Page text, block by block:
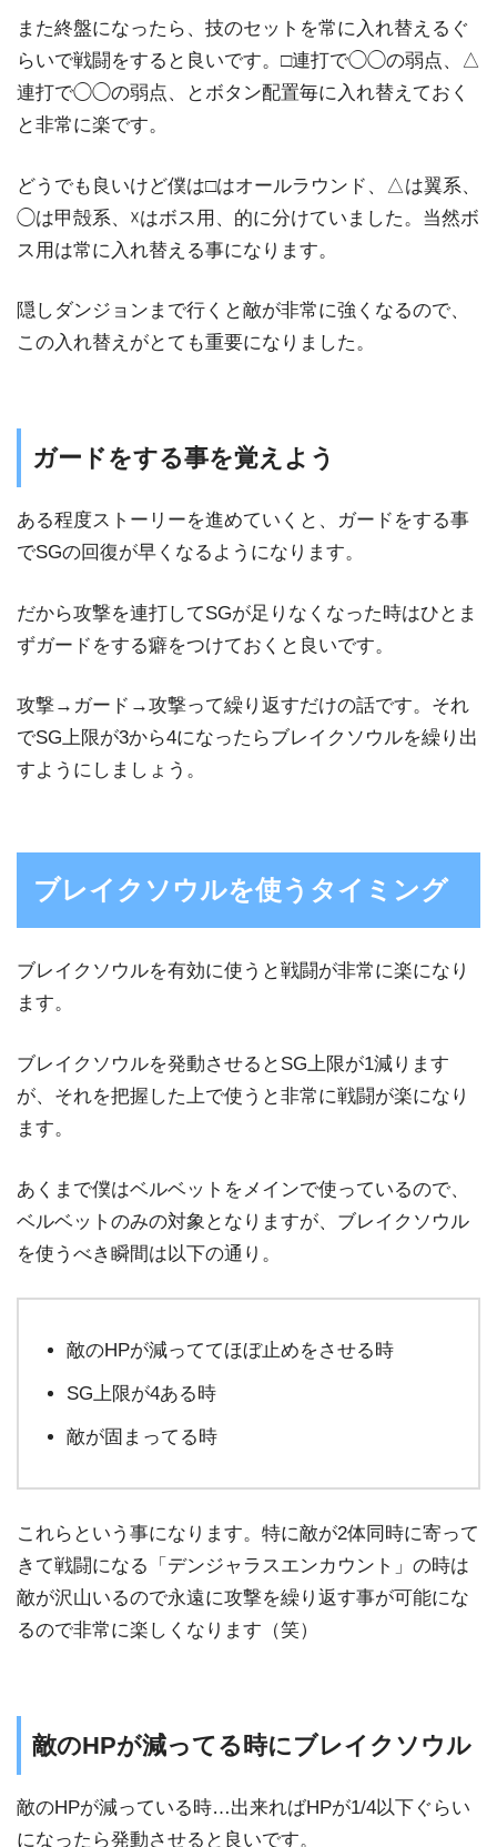
また終盤になったら、技のセットを常に入れ替えるぐ
らいで戦闘をすると良いです。□連打で◯◯の弱点、△
連打で◯◯の弱点、とボタン配置毎に入れ替えておく
と非常に楽です。
どうでも良いけど僕は□はオールラウンド、△は翼系、
◯は甲殻系、☓はボス用、的に分けていました。当然ボ
ス用は常に入れ替える事になります。
隠しダンジョンまで行くと敵が非常に強くなるので、
この入れ替えがとても重要になりました。
ガードをする事を覚えよう
ある程度ストーリーを進めていくと、ガードをする事
でSGの回復が早くなるようになります。
だから攻撃を連打してSGが足りなくなった時はひとま
ずガードをする癖をつけておくと良いです。
攻撃→ガード→攻撃って繰り返すだけの話です。それ
でSG上限が3から4になったらブレイクソウルを繰り出
すようにしましょう。
ブレイクソウルを使うタイミング
ブレイクソウルを有効に使うと戦闘が非常に楽になり
ます。
ブレイクソウルを発動させるとSG上限が1減ります
が、それを把握した上で使うと非常に戦闘が楽になり
ます。
あくまで僕はベルベットをメインで使っているので、
ベルベットのみの対象となりますが、ブレイクソウル
を使うべき瞬間は以下の通り。
敵のHPが減っててほぼ止めをさせる時
SG上限が4ある時
敵が固まってる時
これらという事になります。特に敵が2体同時に寄って
きて戦闘になる「デンジャラスエンカウント」の時は
敵が沢山いるので永遠に攻撃を繰り返す事が可能にな
るので非常に楽しくなります（笑）
敵のHPが減ってる時にブレイクソウル
敵のHPが減っている時…出来ればHPが1/4以下ぐらい
になったら発動させると良いです。